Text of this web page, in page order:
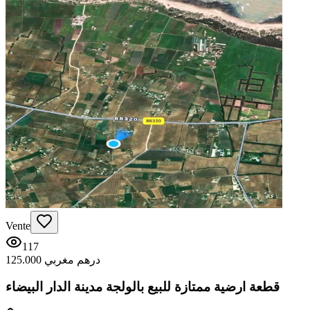
Vente
117
125.000 درهم مغربي
قطعة ارضية ممتازة للبيع بالولجة مدينة الدار البيضاء